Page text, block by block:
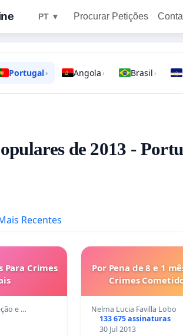
PT ▼ Procurar Petições
Portugal› Angola › Brasil ›
de 2013 -
Recentes
Para Crimes
e …
Por Pena de 8 e 1
Crimes
Nelma Lucia Favilla Lobo
133 675 assinaturas
30 Jul 2013